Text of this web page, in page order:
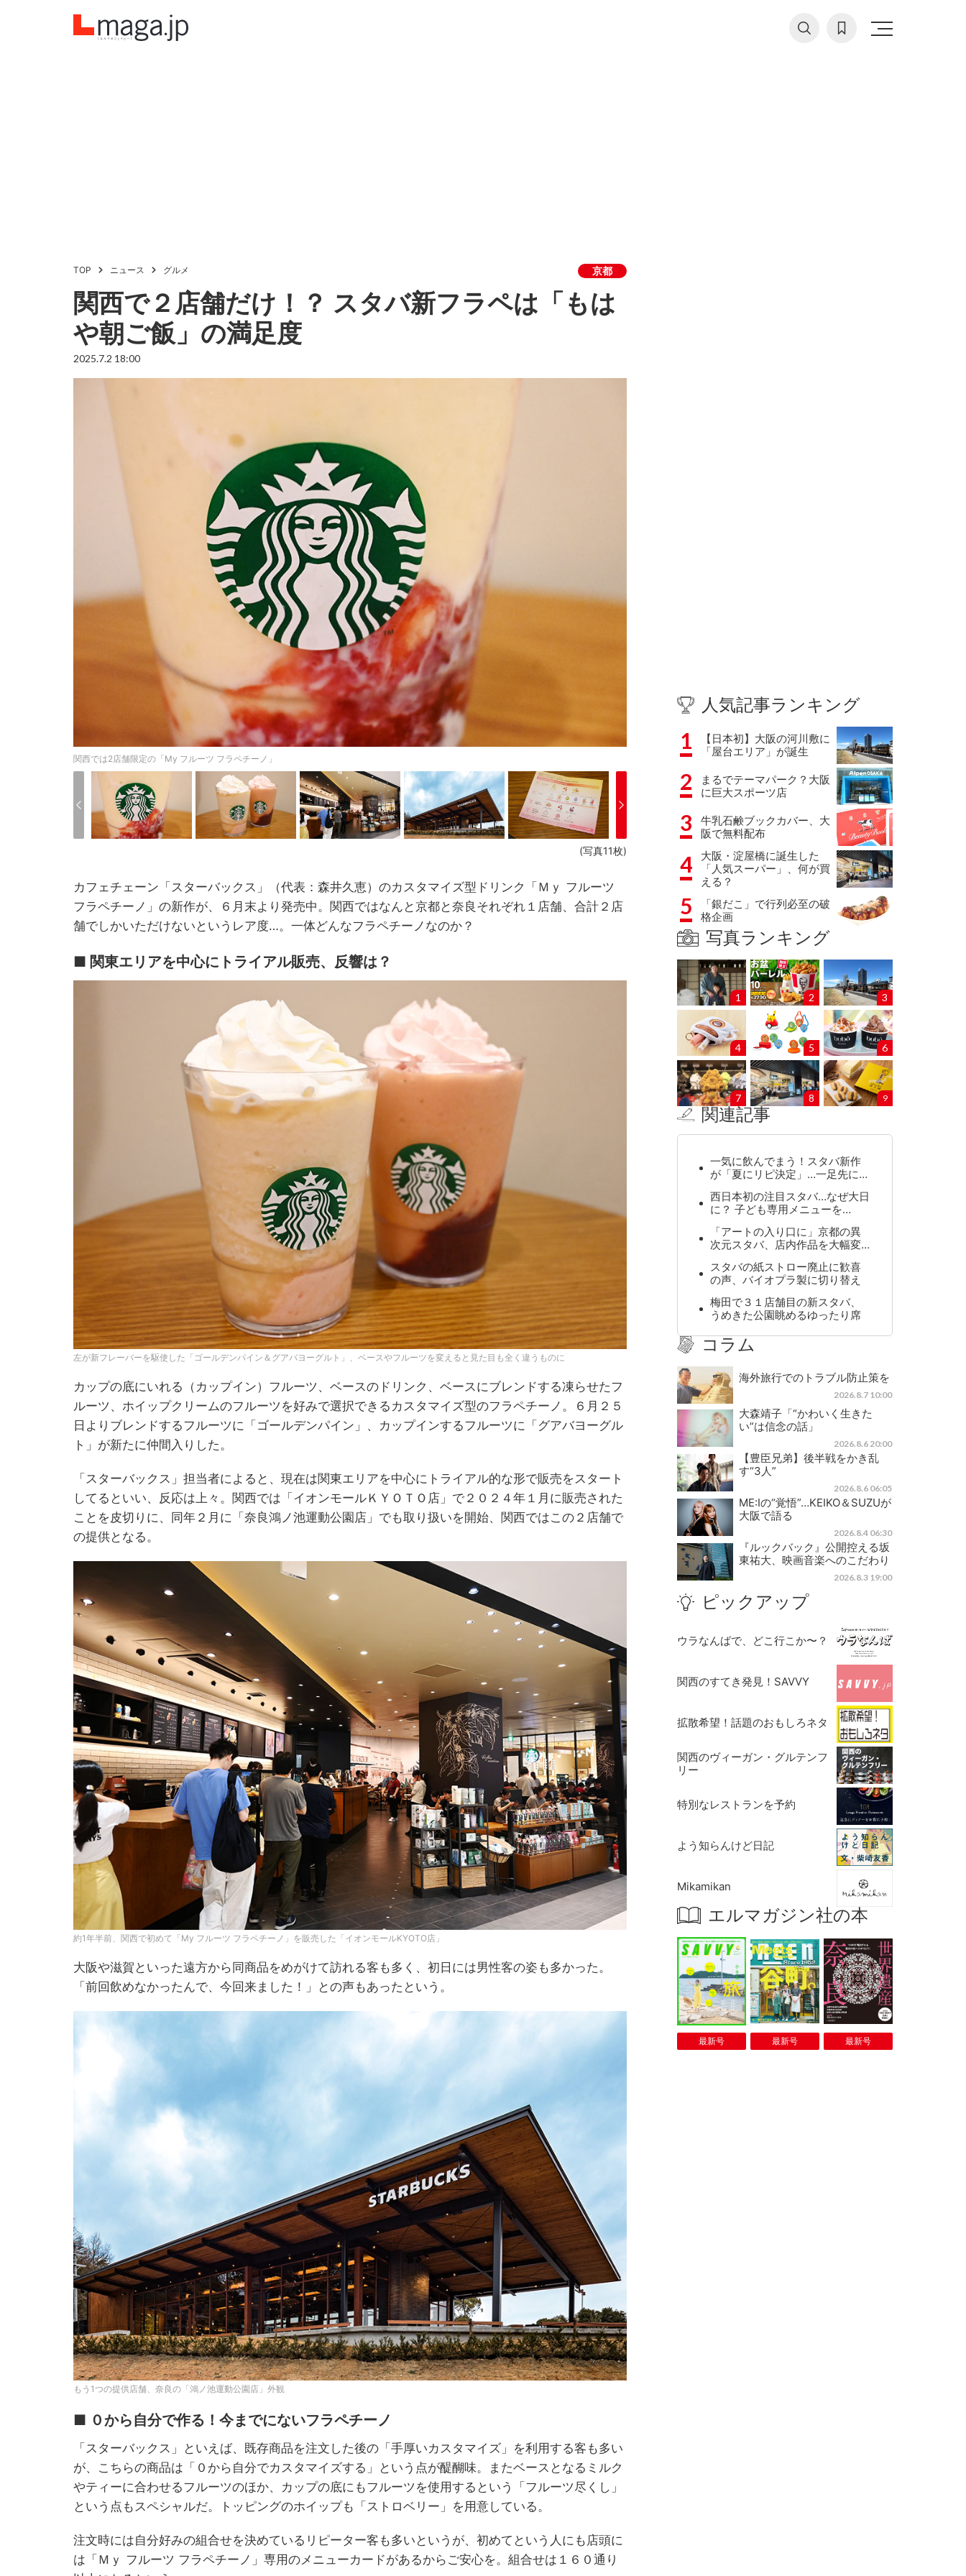
TOP ニュース グルメ 京都
関西で２店舗だけ！？ スタバ新フラペは「もは
や朝ご飯」の満足度
2025.7.2 18:00
関西では2店舗限定の「My フルーツ フラペチーノ」
(写真11枚)
カフェチェーン「スターバックス」（代表：森井久恵）のカスタマイズ型ドリンク「Ｍｙ フルーツ
フラペチーノ」の新作が、６月末より発売中。関西ではなんと京都と奈良それぞれ１店舗、合計２店
舗でしかいただけないというレア度…。一体どんなフラペチーノなのか？
■ 関東エリアを中心にトライアル販売、反響は？
左が新フレーバーを駆使した「ゴールデンパイン＆グアバヨーグルト」、ベースやフルーツを変えると見た目も全く違うものに
カップの底にいれる（カップイン）フルーツ、ベースのドリンク、ベースにブレンドする凍らせたフ
ルーツ、ホイップクリームのフルーツを好みで選択できるカスタマイズ型のフラペチーノ。６月２５
日よりブレンドするフルーツに「ゴールデンパイン」、カップインするフルーツに「グアバヨーグル
ト」が新たに仲間入りした。
「スターバックス」担当者によると、現在は関東エリアを中心にトライアル的な形で販売をスタート
してるといい、反応は上々。関西では「イオンモールＫＹＯＴＯ店」で２０２４年１月に販売された
ことを皮切りに、同年２月に「奈良鴻ノ池運動公園店」でも取り扱いを開始、関西ではこの２店舗で
の提供となる。
約1年半前、関西で初めて「My フルーツ フラペチーノ」を販売した「イオンモールKYOTO店」
大阪や滋賀といった遠方から同商品をめがけて訪れる客も多く、初日には男性客の姿も多かった。
「前回飲めなかったんで、今回来ました！」との声もあったという。
もう1つの提供店舗、奈良の「鴻ノ池運動公園店」外観
■ ０から自分で作る！今までにないフラペチーノ
「スターバックス」といえば、既存商品を注文した後の「手厚いカスタマイズ」を利用する客も多い
が、こちらの商品は「０から自分でカスタマイズする」という点が醍醐味。またベースとなるミルク
やティーに合わせるフルーツのほか、カップの底にもフルーツを使用するという「フルーツ尽くし」
という点もスペシャルだ。トッピングのホイップも「ストロベリー」を用意している。
注文時には自分好みの組合せを決めているリピーター客も多いというが、初めてという人にも店頭に
は「Ｍｙ フルーツ フラペチーノ」専用のメニューカードがあるからご安心を。組合せは１６０通り
人気記事ランキング
1
【日本初】大阪の河川敷に
「屋台エリア」が誕生
2
まるでテーマパーク？大阪
に巨大スポーツ店
3
牛乳石鹸ブックカバー、大
阪で無料配布
4
大阪・淀屋橋に誕生した
「人気スーパー」、何が買
える？
5
「銀だこ」で行列必至の破
格企画
写真ランキング
1 2 3
4 5 6
7 8 9
関連記事
一気に飲んでまう！スタバ新作
が「夏にリピ決定」…一足先に…
西日本初の注目スタバ…なぜ大日
に？ 子ども専用メニューを…
「アートの入り口に」京都の異
次元スタバ、店内作品を大幅変…
スタバの紙ストロー廃止に歓喜
の声、バイオプラ製に切り替え
梅田で３１店舗目の新スタバ、
うめきた公園眺めるゆったり席
コラム
海外旅行でのトラブル防止策を
2026.8.7 10:00
大森靖子「“かわいく生きた
い”は信念の話」
2026.8.6 20:00
【豊臣兄弟】後半戦をかき乱
す“3人”
2026.8.6 06:05
ME:Iの“覚悟”…KEIKO＆SUZUが
大阪で語る
2026.8.4 06:30
『ルックバック』公開控える坂
東祐大、映画音楽へのこだわり
2026.8.3 19:00
ピックアップ
ウラなんばで、どこ行こか〜？
関西のすてき発見！SAVVY
拡散希望！話題のおもしろネタ
関西のヴィーガン・グルテンフ
リー
特別なレストランを予約
よう知らんけど日記
Mikamikan
エルマガジン社の本
最新号 最新号 最新号